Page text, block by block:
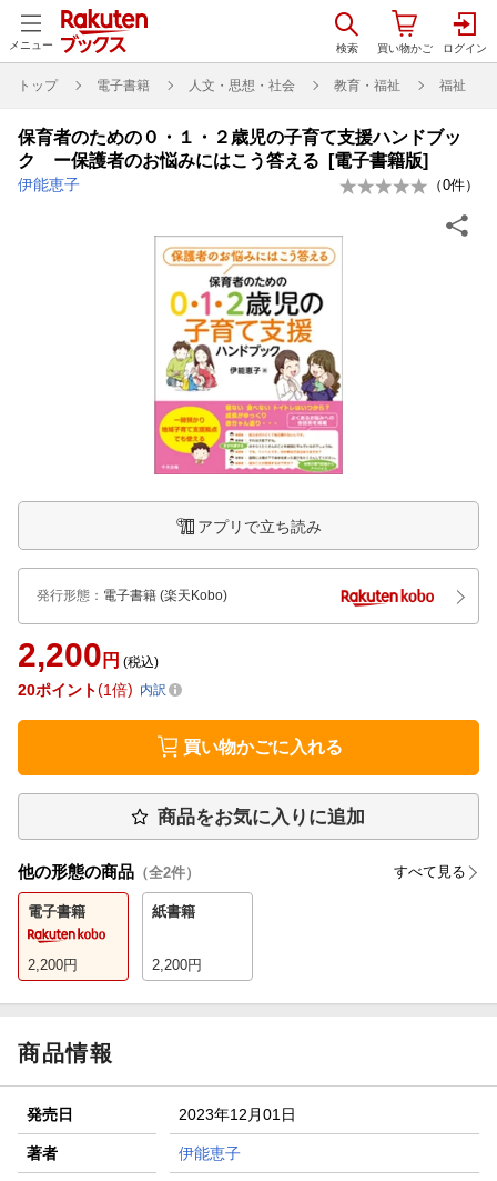
メニュー
トップ 電子書籍 人文・思想・社会 教育・福祉 福祉
保育者のための０・１・２歳児の子育て支援ハンドブッ
ク ー保護者のお悩みにはこう答える [電子書籍版]
伊能恵子 （0件）
アプリで立ち読み
発行形態 ： 電子書籍 (楽天Kobo)
2,200 円 (税込)
20ポイント 1倍 内訳
買い物かごに入れる
商品をお気に入りに追加
他の形態の商品 （全2件） すべて見る
電子書籍
2,200円
紙書籍
2,200円
商品情報
発売日 2023年12月01日
著者 伊能恵子